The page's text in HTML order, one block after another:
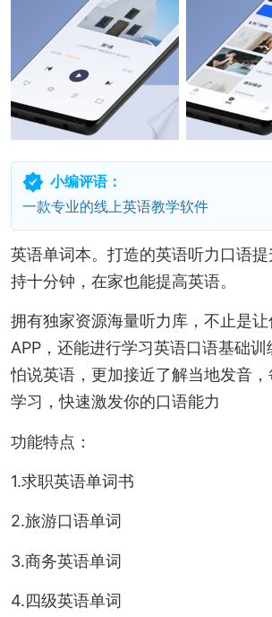
小编评语：
一款专业的线上英语教学软件
英语单词本。打造的英语听力口语
持十分钟，在家也能提高英语。
拥有独家资源海量听力库，不止是
APP，还能进行学习英语口语基础
怕说英语，更加接近了解当地发音
学习，快速激发你的口语能力
功能特点：
1.求职英语单词书
2.旅游口语单词
3.商务英语单词
4.四级英语单词